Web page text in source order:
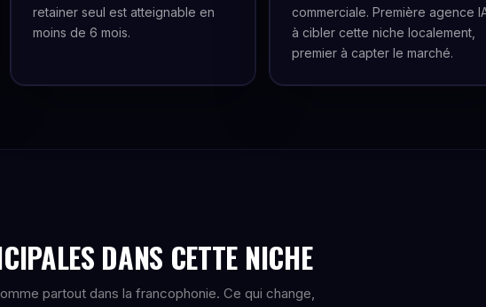
retainer seul est atteignable en
moins de 6 mois.
commerciale. Première agence
à cibler cette niche localement,
premier à capter le marché.
DANS CETTE NICHE
partout dans la francophonie. Ce qui change,